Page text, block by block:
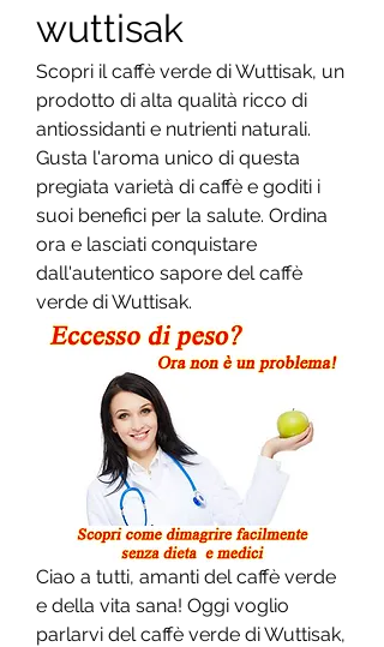
wuttisak
Scopri il caffè verde di Wuttisak, un
prodotto di alta qualità ricco di
antiossidanti e nutrienti naturali.
Gusta l'aroma unico di questa
pregiata varietà di caffè e goditi i
suoi benefici per la salute. Ordina
ora e lasciati conquistare
dall'autentico sapore del caffè
verde di Wuttisak.
Ciao a tutti, amanti del caffè verde
e della vita sana! Oggi voglio
parlarvi del caffè verde di Wuttisak,